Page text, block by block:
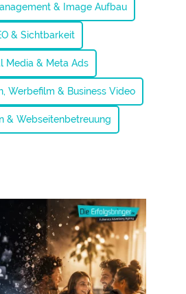
& Image Aufbau
& Sichtbarkeit
Media & Meta Ads
Werbefilm & Business Video
& Webseitenbetreuung